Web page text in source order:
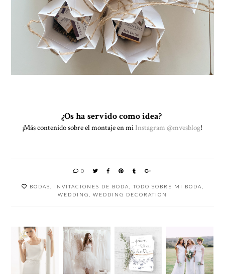
¿Os ha servido como idea?
¡Más contenido sobre el montaje en mi Instagram @mvesblog!
0
BODAS INVITACIONES DE BODA TODO SOBRE MI BODA
WEDDING
WEDDING DECORATION
TIPO DE
ESCOTE
PARA
VESTID
DESCU
BRE
QUE
VESTID
O DE
NOVIA
IDEAS
PARA
INVITA
CIONES
DE
OS DE
BODA
DE
ANNA
CAMPB